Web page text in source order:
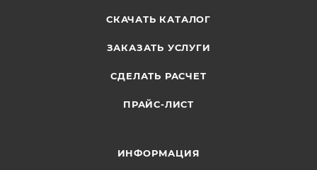
СКАЧАТЬ КАТАЛОГ
ЗАКАЗАТЬ УСЛУГИ
СДЕЛАТЬ РАСЧЕТ
ПРАЙС-ЛИСТ
ИНФОРМАЦИЯ